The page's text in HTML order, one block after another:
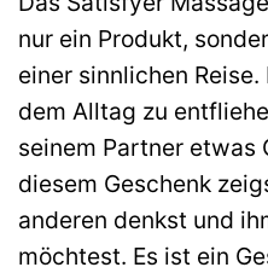
nur ein Produkt,
einer sinnlichen
dem Alltag zu
seinem Partner etwas
diesem Geschenk
anderen denkst und
möchtest. Es ist ein